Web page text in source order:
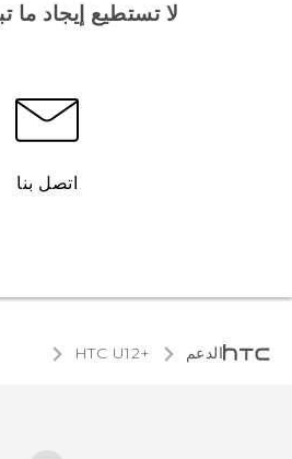
لا تستطيع إيجاد ما
اتصل بنا
الدعم HTC U12+‎